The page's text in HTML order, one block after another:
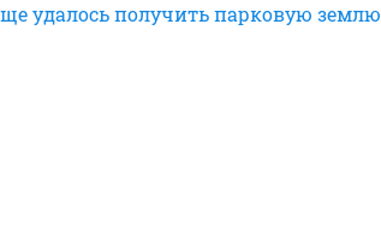
удалось получить парковую землю